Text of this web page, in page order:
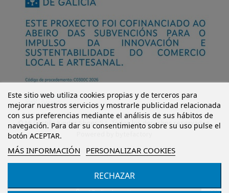
Este sitio web utiliza cookies propias y de terceros para
mejorar nuestros servicios y mostrarle publicidad relacionada
con sus preferencias mediante el análisis de sus hábitos de
navegación. Para dar su consentimiento sobre su uso pulse el
botón ACEPTAR.
MÁS INFORMACIÓN PERSONALIZAR COOKIES
RECHAZAR
© Mi Castillo Kinder Shoes S.L. Todos los derechos reservados.